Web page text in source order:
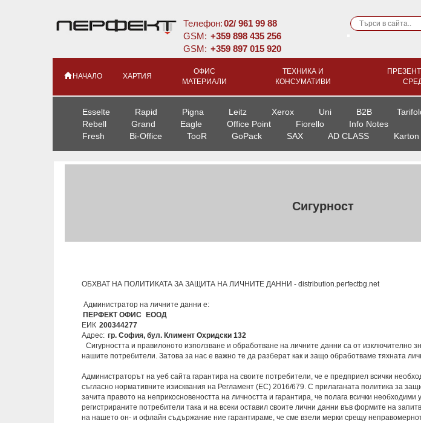
Телефон:02/ 961 99 88
GSM: +359 898 435 256
GSM: +359 897 015 920
НАЧАЛО ХАРТИЯ
ОФИС
МАТЕРИАЛИ
ТЕХНИКА И
КОНСУМАТИВИ
Esselte Rapid Pigna Leitz Xerox Uni B2B
Rebell
Grand Eagle Office Point Fiorello Info Notes
Fresh
Bi-Office TooR GoPack SAX AD CLASS Karton
Сигурност
ОБХВАТ НА ПОЛИТИКАТА ЗА ЗАЩИТА НА ЛИЧНИТЕ ДАННИ - distribution.perfectbg.net
Администратор на личните данни е:
ПЕРФЕКТ ОФИС
EООД
ЕИК 200344277
Адрес: гр. София, бул. Климент Охридски 132
Сигурността и правилоното използване и обработване на личните данни са от
нашите потребители. Затова за нас е важно те да разберат как и защо обработваме тяхната
Администраторът на уеб сайта гарантира на своите потребители, че е предприел всички
съгласно нормативните изисквания на Регламент (ЕС) 2016/679. С прилаганата политика за
зачита правото на неприкосновеността на личността и гарантира, че полага всички
регистрираните потребители така и на всеки оставил своите лични данни във формите на
на нашето он- и офлайн съдържание ние гарантираме, че сме взели мерки срещу